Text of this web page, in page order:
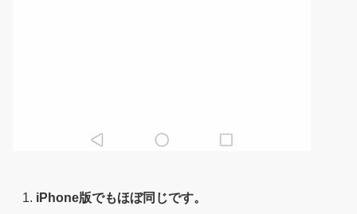
iPhone版でもほぼ同じです。